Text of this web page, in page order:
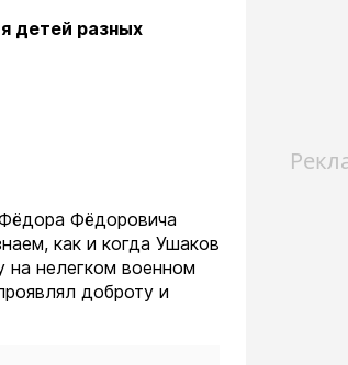
детей разных
Фёдоровича
как и когда Ушаков
на нелегком военном
доброту и